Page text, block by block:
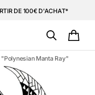
DE 100€ D'ACHAT*
Manta Ray"